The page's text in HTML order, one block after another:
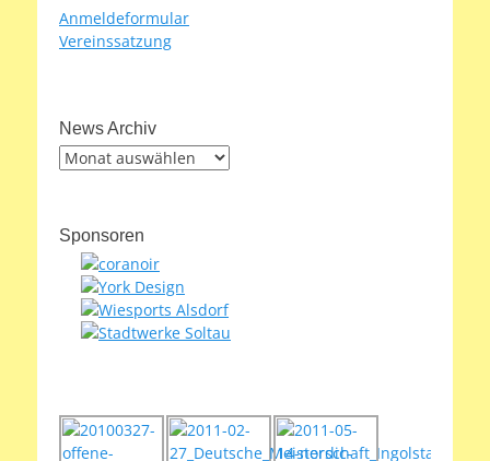
Anmeldeformular
Vereinssatzung
News Archiv
News
Sponsoren